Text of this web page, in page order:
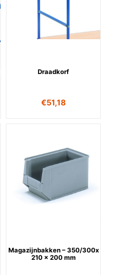
Draadkorf
€51,18
Magazijnbakken – 350/300x
210 x 200 mm